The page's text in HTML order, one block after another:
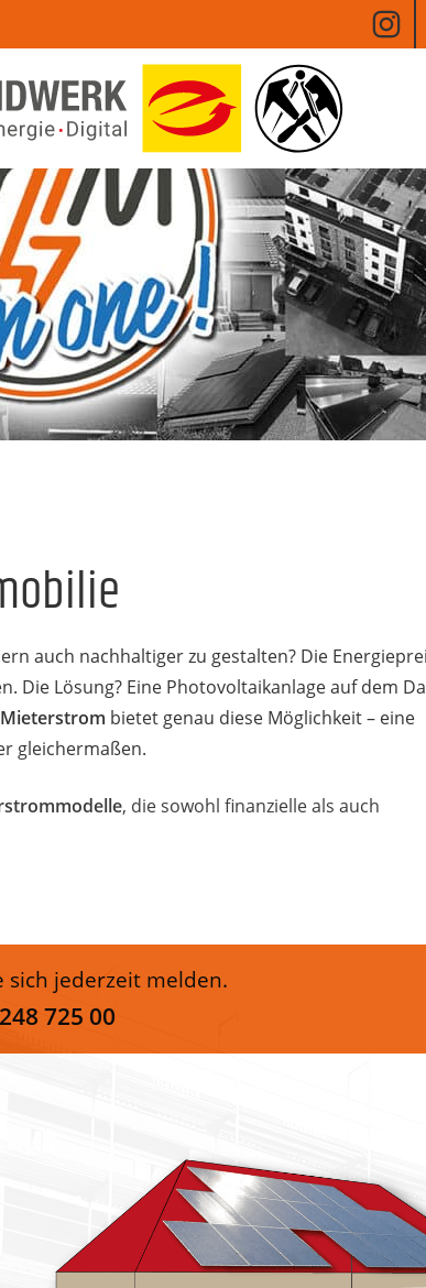
auch nachhaltiger zu gestalten? Die
Die Lösung? Eine Photovoltaikanlage auf dem
Mieterstrom bietet genau diese Möglichkeit – eine
gleichermaßen.
, die sowohl finanzielle als auch
sich jederzeit melden.
725 00